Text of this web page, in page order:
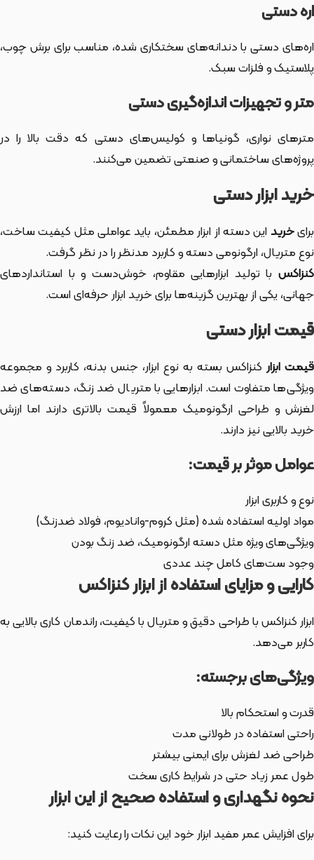
اره دستی
اره‌های دستی با دندانه‌های سختکاری شده، مناسب برای برش چوب،
پلاستیک و فلزات سبک.
متر و تجهیزات اندازه‌گیری دستی
مترهای نواری، گونیاها و کولیس‌های دستی که دقت بالا را در
پروژه‌های ساختمانی و صنعتی تضمین می‌کنند.
خرید ابزار دستی
برایخرید این دسته از ابزارمطمئن، باید عواملی مثل کیفیت ساخت،
نوع متریال، ارگونومی دسته و کاربرد مدنظر را در نظر گرفت.
کنزاکس با تولید ابزارهایی مقاوم، خوش‌دست و با استانداردهای
جهانی، یکی از بهترین گزینه‌ها برای خرید ابزار حرفه‌ای است.
قیمت ابزار دستی
قیمت ابزار کنزاکس بسته به نوع ابزار، جنس بدنه، کاربرد و مجموعه
ویژگی‌ها متفاوت است. ابزارهایی با متریال ضد زنگ، دسته‌های ضد
لغزش و طراحی ارگونومیک معمولاً قیمت بالاتری دارند اما ارزش
خرید بالایی نیز دارند.
عوامل موثر بر قیمت:
نوع و کاربری ابزار
مواد اولیه استفاده شده (مثل کروم-وانادیوم، فولاد ضدزنگ)
ویژگی‌های ویژه مثل دسته ارگونومیک، ضد زنگ بودن
وجود ست‌های کامل چند عددی
کارایی و مزایای استفاده از ابزار کنزاکس
ابزار کنزاکس با طراحی دقیق و متریال با کیفیت، راندمان کاری بالایی به
کاربر می‌دهد.
ویژگی‌های برجسته:
قدرت و استحکام بالا
راحتی استفاده در طولانی مدت
طراحی ضد لغزش برای ایمنی بیشتر
طول عمر زیاد حتی در شرایط کاری سخت
نحوه نگهداری و استفاده صحیح از این ابزار
برای افزایش عمر مفید ابزار خود این نکات را رعایت کنید: